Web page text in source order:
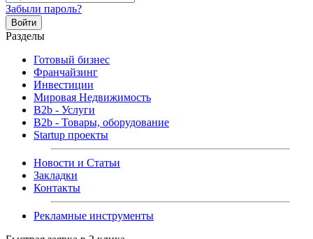
Забыли пароль?
Войти
Разделы
Готовый бизнес
Франчайзинг
Инвестиции
Мировая Недвижимость
B2b - Услуги
B2b - Товары, оборудование
Startup проекты
Новости и Статьи
Закладки
Контакты
Рекламные инструменты